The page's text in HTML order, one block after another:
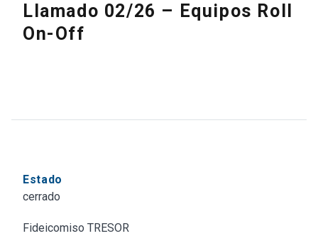
Llamado 02/26 – Equipos Roll
On-Off
Estado
cerrado
Fideicomiso TRESOR